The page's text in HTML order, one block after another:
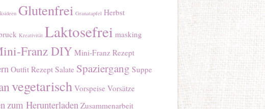
Glutenfrei Granatapfel Herbst
Kreativität Laktosefrei masking
Franz DIY Mini-Franz Rezept
Outfit Rezept Salate Spaziergang Suppe
vegetarisch Vorspeise Vorsätze
zum Herunterladen Zusammenarbeit